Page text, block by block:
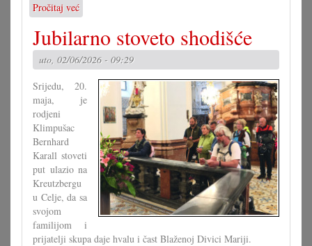
Pročitaj već
Je
li
zaista
znamo
kanimo?
Jubilarno stoveto shodišće
uto, 02/06/2026 - 09:29
Srijedu, 20.
maja, je
rodjeni
Klimpušac
Bernhard
Karall stoveti
put ulazio na
Kreutzbergu
u Celje, da sa
svojom
familijom i
prijatelji skupa daje hvalu i čast Blaženoj Divici Mariji.